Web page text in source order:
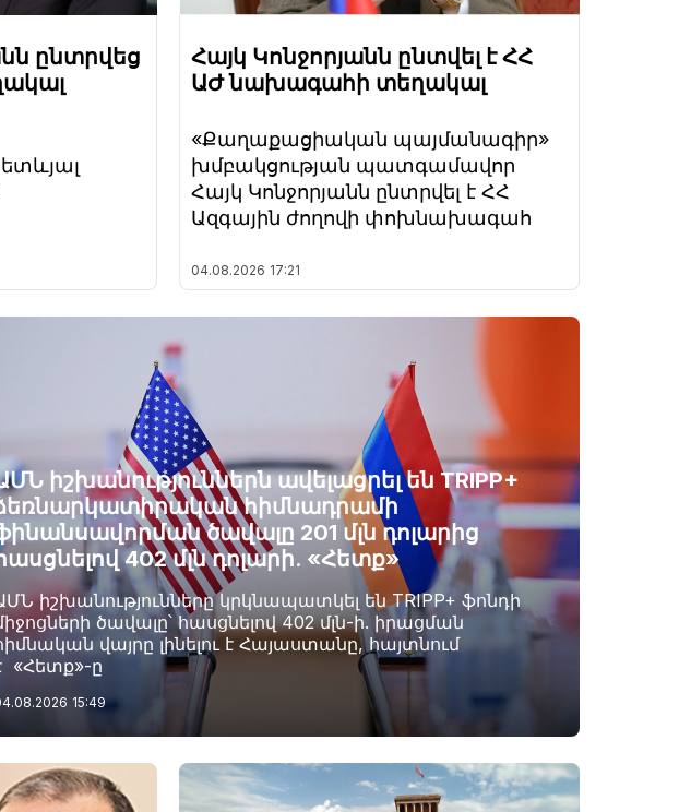
ընտրվեց
Հայկ Կոնջորյանն ընտվել է ՀՀ
ԱԺ նախագահի տեղակալ
«Քաղաքացիական պայմանագիր»
խմբակցության պատգամավոր
Հայկ Կոնջորյանն ընտրվել է ՀՀ
Ազգային ժողովի փոխնախագահ
04.08.2026 17:21
իշխանություններն ավելացրել են TRIPP+
հիմնադրամի
ծավալը 201 մլն դոլարից
402 մլն դոլարի. «Հետք»
իշխանությունները կրկնապատկել են TRIPP+ ֆոնդի
ծավալը՝ հասցնելով 402 մլն-ի. իրացման
վայրը լինելու է Հայաստանը, հայտնում
«Հետք»-ը
15:49